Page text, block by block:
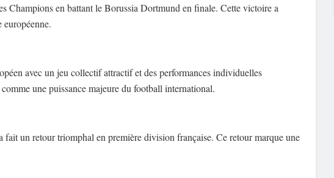
Champions en battant le Borussia Dortmund en finale. Cette victoire a
avec un jeu collectif attractif et des performances individuelles
une puissance majeure du football international.
fait un retour triomphal en première division française. Ce retour marque une